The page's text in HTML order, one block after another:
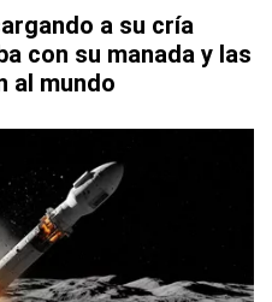
a su cría
con su manada y las
al mundo